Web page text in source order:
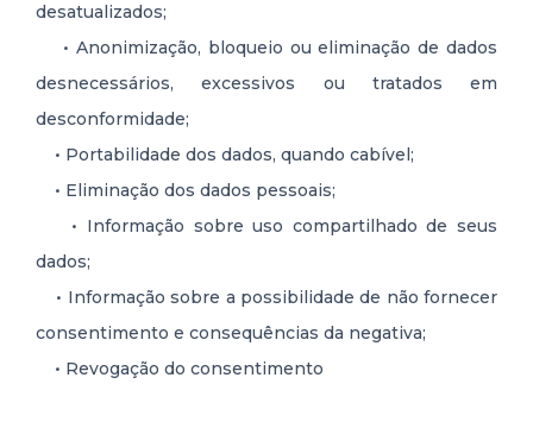
desatualizados;
• Anonimização, bloqueio ou eliminação de dados
desnecessários, excessivos ou tratados em
desconformidade;
• Portabilidade dos dados, quando cabível;
• Eliminação dos dados pessoais;
• Informação sobre uso compartilhado de seus
dados;
• Informação sobre a possibilidade de não fornecer
consentimento e consequências da negativa;
• Revogação do consentimento